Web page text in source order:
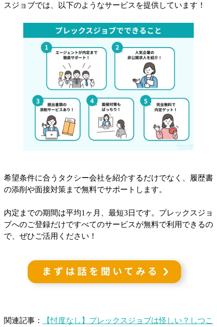
スジョブでは、以下のようなサービスを提供しています！
希望条件に合うタクシー会社を紹介するだけでなく、履歴書
の添削や面接対策まで無料でサポートします。
内定までの期間は平均1ヶ月、最短3日です。プレックスジョ
ブへのご登録だけですべてのサービスが無料で利用できるの
で、ぜひご活用ください！
関連記事： 【忖度なし】プレックスジョブは怪しい？しつこ